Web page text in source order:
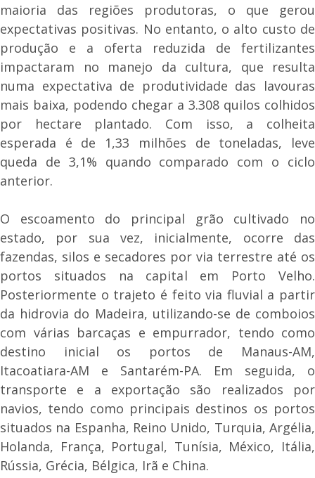
maioria das regiões produtoras, o que gerou
expectativas positivas. No entanto, o alto custo de
produção e a oferta reduzida de fertilizantes
impactaram no manejo da cultura, que resulta
numa expectativa de produtividade das lavouras
mais baixa, podendo chegar a 3.308 quilos colhidos
por hectare plantado. Com isso, a colheita
esperada é de 1,33 milhões de toneladas, leve
queda de 3,1% quando comparado com o ciclo
anterior.
O escoamento do principal grão cultivado no
estado, por sua vez, inicialmente, ocorre das
fazendas, silos e secadores por via terrestre até os
portos situados na capital em Porto Velho.
Posteriormente o trajeto é feito via fluvial a partir
da hidrovia do Madeira, utilizando-se de comboios
com várias barcaças e empurrador, tendo como
destino inicial os portos de Manaus-AM,
Itacoatiara-AM e Santarém-PA. Em seguida, o
transporte e a exportação são realizados por
navios, tendo como principais destinos os portos
situados na Espanha, Reino Unido, Turquia, Argélia,
Holanda, França, Portugal, Tunísia, México, Itália,
Rússia, Grécia, Bélgica, Irã e China.